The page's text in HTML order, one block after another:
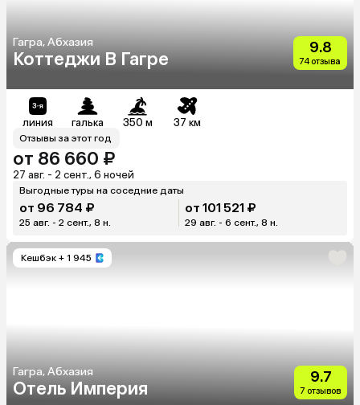
Гагра, Абхазия
Коттеджи В Гагре
9.8
74 отзыва
линия галька 350 м 37 км
Отзывы за этот год
от 86 660 ₽
27 авг. - 2 сент., 6 ночей
Выгодные туры на соседние даты
от 96 784 ₽
25 авг. - 2 сент., 8 н.
от 101 521 ₽
29 авг. - 6 сент., 8 н.
Кешбэк + 1 945
Гагра, Абхазия
Отель Империя
9.7
7 отзывов